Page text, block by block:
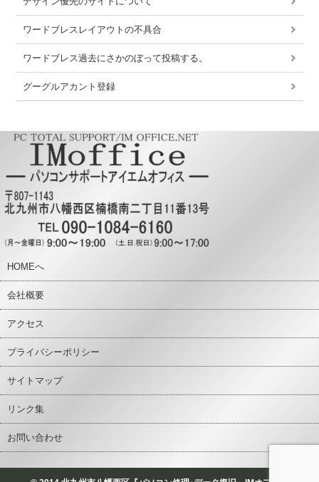
ワードブレスレイアウトの不具合
ワードブレス過去にさかのぼって投稿する。
グーグルアカント登録
HOMEへ
会社概要
アクセス
プライバシーポリシー
サイトマップ
リンク集
お問い合わせ